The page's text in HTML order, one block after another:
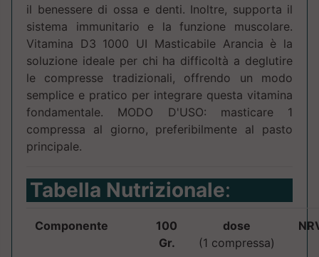
il benessere di ossa e denti. Inoltre, supporta il
sistema immunitario e la funzione muscolare.
Vitamina D3 1000 UI Masticabile Arancia è la
soluzione ideale per chi ha difficoltà a deglutire
le compresse tradizionali, offrendo un modo
semplice e pratico per integrare questa vitamina
fondamentale. MODO D'USO: masticare 1
compressa al giorno, preferibilmente al pasto
principale.
Tabella Nutrizionale:
Componente
100
Gr.
dose
(1 compressa)